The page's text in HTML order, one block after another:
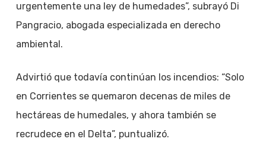
urgentemente una ley de humedades”, subrayó Di
Pangracio, abogada especializada en derecho
ambiental.
Advirtió que todavía continúan los incendios: “Solo
en Corrientes se quemaron decenas de miles de
hectáreas de humedales, y ahora también se
recrudece en el Delta”, puntualizó.